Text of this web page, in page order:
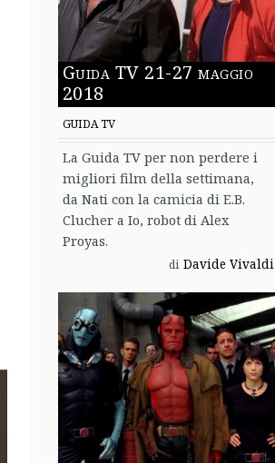
Guida TV 21-27 maggio
2018
GUIDA TV
La Guida TV per non perdere i
migliori film della settimana,
da Nati con la camicia di E.B.
Clucher a Io, robot di Alex
Proyas.
di Davide Vivaldi